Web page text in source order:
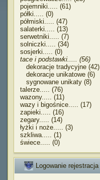
pojemniki..... (61)
półki..... (0)
półmiski..... (47)
salaterki..... (13)
serwetniki..... (7)
solniczki..... (34)
sosjerki..... (0)
tace i podstawki..... (56)
dekoracje tradycyjne (42)
dekoracje unikatowe (6)
sygnowane unikaty (8)
talerze..... (76)
wazony..... (11)
wazy i bigośnice..... (17)
zapieki..... (16)
zegary..... (14)
łyżki i noże..... (3)
szkliwa..... (1)
świece..... (0)
Logowanie rejestracja